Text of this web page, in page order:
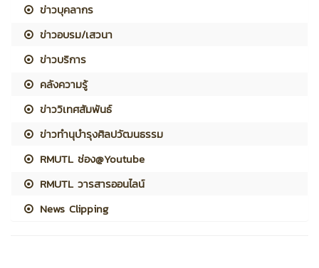
ข่าวบุคลากร
ข่าวอบรม/เสวนา
ข่าวบริการ
คลังความรู้
ข่าววิเทศสัมพันธ์
ข่าวทำนุบำรุงศิลปวัฒนธรรม
RMUTL ช่อง@Youtube
RMUTL วารสารออนไลน์
News Clipping